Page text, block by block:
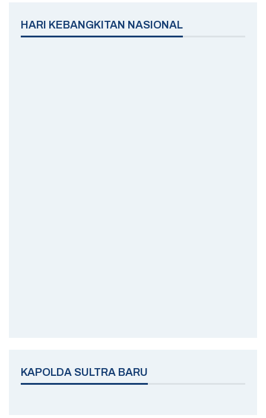
HARI KEBANGKITAN NASIONAL
KAPOLDA SULTRA BARU